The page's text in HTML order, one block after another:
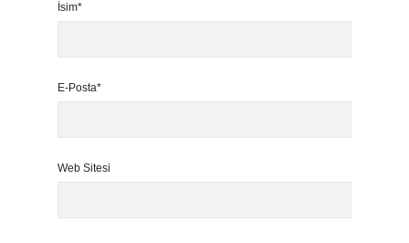
İsim*
E-Posta*
Web Sitesi